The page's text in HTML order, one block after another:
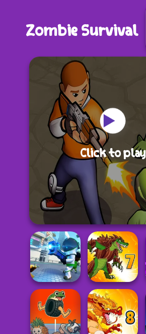
Zombie Survival
Click to play
Bullet Heroes Dynamons 7